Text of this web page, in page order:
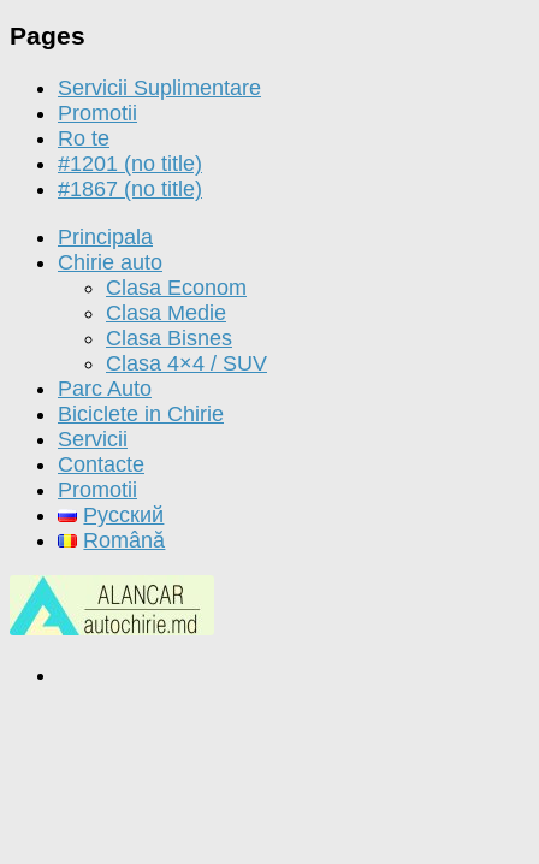
Pages
Servicii Suplimentare
Promotii
Ro te
#1201 (no title)
#1867 (no title)
Principala
Chirie auto
Clasa Econom
Clasa Medie
Clasa Bisnes
Clasa 4×4 / SUV
Parc Auto
Biciclete in Chirie
Servicii
Contacte
Promotii
Русский
Română